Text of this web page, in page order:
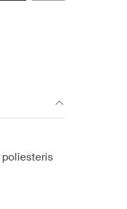
poliesteris